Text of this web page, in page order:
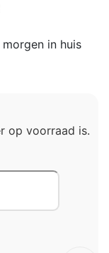
in huis
op voorraad is.